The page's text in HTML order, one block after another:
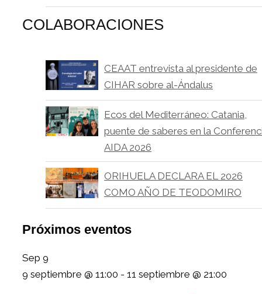
COLABORACIONES
CEAAT entrevista al presidente de
CIHAR sobre al-Ándalus
Ecos del Mediterráneo: Catania,
puente de saberes en la
AIDA 2026
ORIHUELA DECLARA EL 2026
COMO AÑO DE TEODOMIRO
Próximos eventos
Sep 9
9 septiembre @ 11:00 - 11 septiembre @ 21:00